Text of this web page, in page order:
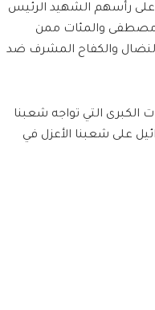
رأسهم الشهيد الرئيس
مصطفى والمئات ممن
والكفاح المشرف ضد
الكبرى التي تواجه شعبنا
على شعبنا الأعزل في